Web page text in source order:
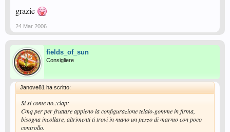
grazie
24 Mar 2006
fields_of_sun
Consigliere
Janove81 ha scritto:
Si si come no.:clap:
Cmq per per fruttare appieno la configurazione telaio-gomme in firma,
bisogna incollare, altrimenti ti trovi in mano un pezzo di marmo con poco
controllo.